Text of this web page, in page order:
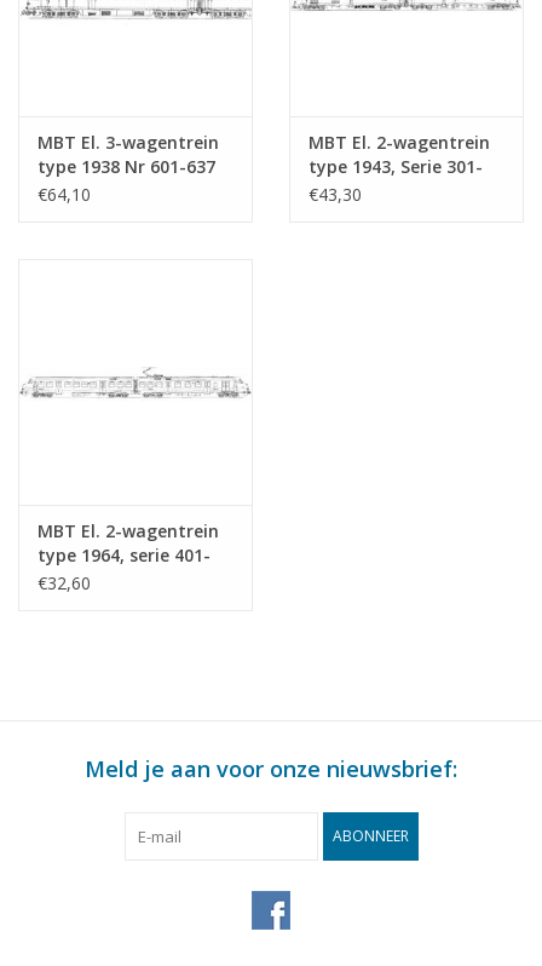
MBT El. 3-wagentrein
type 1938 Nr 601-637
voor Spoor 0 -
€64,10
MBT El. 2-wagentrein
type 1943, Serie 301-
315 voor Spoor 0 -
€43,30
MBT El. 2-wagentrein
type 1964, serie 401-
438 voor Spoor 0 -
€32,60
Meld je aan voor onze nieuwsbrief:
ABONNEER